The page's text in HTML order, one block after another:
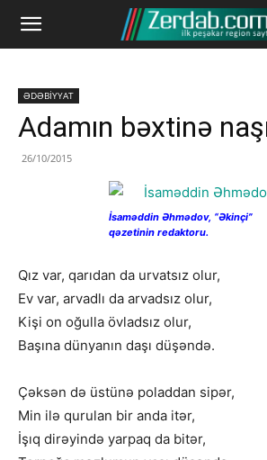
ƏDƏBİYYAT
Adamın bəxtinə
26/10/2015
İsaməddin Əhmədov, “Əkinçi”
qəzetinin redaktoru.
Qız var, qarıdan da urvatsız olur,
Ev var, arvadlı da arvadsız olur,
Kişi on oğulla övladsız olur,
Başına dünyanın daşı düşəndə.
Çəksən də üstünə poladdan sipər,
Min ilə qurulan bir anda itər,
İşıq dirəyində yarpaq da bitər,